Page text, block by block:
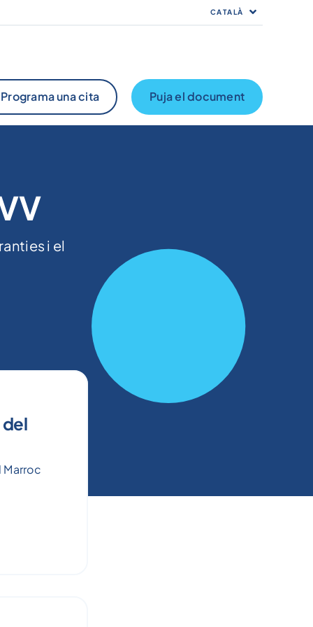
CATALÀ
Programa una cita Puja el document
i el
del
Marroc